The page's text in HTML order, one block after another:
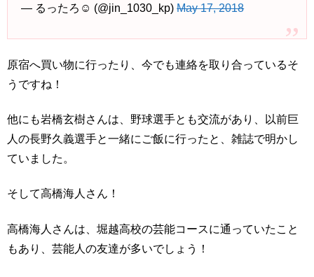
— るったろ☺︎ (@jin_1030_kp)May 17, 2018
原宿へ買い物に行ったり、今でも連絡を取り合っているそ
うですね！
他にも岩橋玄樹さんは、野球選手とも交流があり、以前巨
人の長野久義選手と一緒にご飯に行ったと、雑誌で明かし
ていました。
そして高橋海人さん！
高橋海人さんは、堀越高校の芸能コースに通っていたこと
もあり、芸能人の友達が多いでしょう！